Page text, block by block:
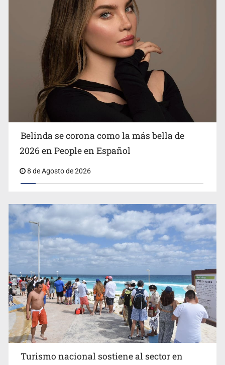
Ciclosporiasis no representa un riesgo epidemiológico
masivo
EU reanudará este sábado inspecciones de aguacate en
Michoacán
Belinda se corona como la más bella de
2026 en People en Español
8 de Agosto de 2026
Turismo nacional sostiene al sector en